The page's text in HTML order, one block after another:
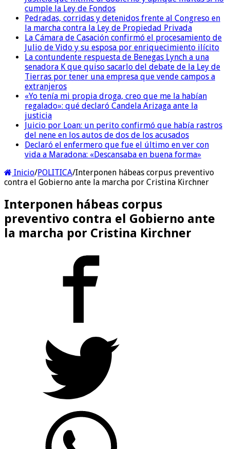
cumple la Ley de Fondos
Pedradas, corridas y detenidos frente al Congreso en
la marcha contra la Ley de Propiedad Privada
La Cámara de Casación confirmó el procesamiento de
Julio de Vido y su esposa por enriquecimiento ilícito
La contundente respuesta de Benegas Lynch a una
senadora K que quiso sacarlo del debate de la Ley de
Tierras por tener una empresa que vende campos a
extranjeros
«Yo tenía mi propia droga, creo que me la habían
regalado»: qué declaró Candela Arizaga ante la
justicia
Juicio por Loan: un perito confirmó que había rastros
del nene en los autos de dos de los acusados
Declaró el enfermero que fue el último en ver con
vida a Maradona: «Descansaba en buena forma»
Inicio/POLITICA/Interponen hábeas corpus preventivo
contra el Gobierno ante la marcha por Cristina Kirchner
Interponen hábeas corpus
preventivo contra el Gobierno ante
la marcha por Cristina Kirchner